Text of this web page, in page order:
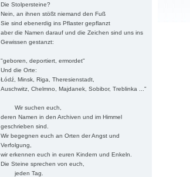
Die Stolpersteine?
Nein, an ihnen stößt niemand den Fuß
Sie sind ebenerdig ins Pflaster gepflanzt
aber die Namen darauf und die Zeichen sind uns ins
Gewissen gestanzt:
"geboren, deportiert, ermordet"
Und die Orte:
Łódź, Minsk, Riga, Theresienstadt,
Auschwitz, Chelmno, Majdanek, Sobibor, Treblinka ..."
Wir suchen euch,
deren Namen in den Archiven und im Himmel
geschrieben sind.
Wir begegnen euch an Orten der Angst und
Verfolgung,
wir erkennen euch in euren Kindern und Enkeln.
Die Steine sprechen von euch,
jeden Tag.